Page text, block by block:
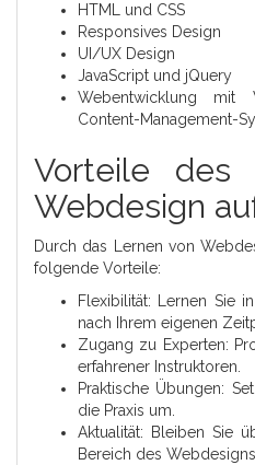
HTML und CSS
Responsives Design
UI/UX Design
JavaScript und jQuery
Webentwicklung mit
Content-Management-
Vorteile des
Webdesign
Durch das Lernen von
folgende Vorteile:
Flexibilität: Lernen Sie
nach Ihrem eigenen
Zugang zu Experten:
erfahrener Instruktoren.
Praktische Übungen:
die Praxis um.
Aktualität: Bleiben Sie
Bereich des